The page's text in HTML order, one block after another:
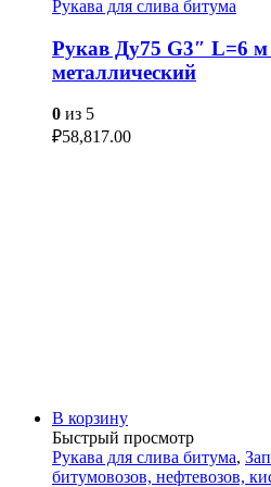
Рукава для слива битума
Рукав Ду75 G3″ L=6 м
металлический
0 из 5
₽58,817.00
В корзину
Быстрый просмотр
Рукава для слива битума,
битумовозов, нефтевозов,